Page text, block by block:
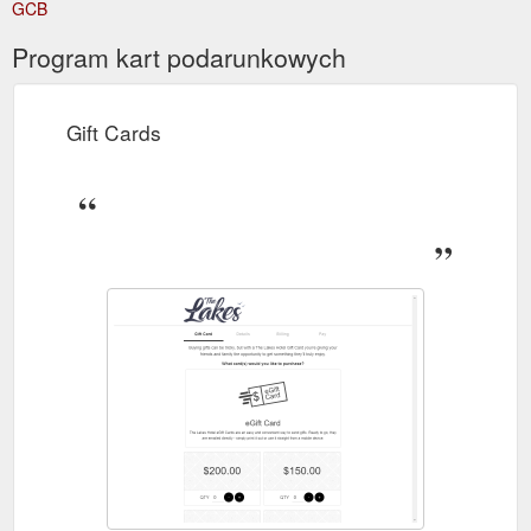
GCB
Program kart podarunkowych
Gift Cards